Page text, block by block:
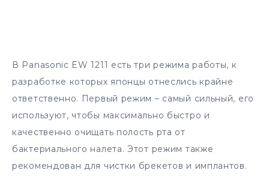
В Panasonic EW 1211 есть три режима работы, к
разработке которых японцы отнеслись крайне
ответственно. Первый режим – самый сильный, его
используют, чтобы максимально быстро и
качественно очищать полость рта от
бактериального налета. Этот режим также
рекомендован для чистки брекетов и имплантов.